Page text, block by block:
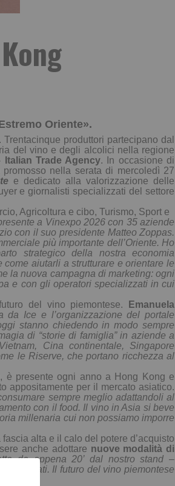
Oriente».
Trentacinque produttori partecipano dal
del vino e degli alcolici nella regione
Italian Trade Agency. In occasione di
nella serata di mercoledì 27
e dedicato alla valorizzazione delle
e giornalisti specializzati del settore
Agricoltura e cibo, Turismo, Sport e
a Vinexpo 2026con 35 aziende
con il suo presidente Matteo Zoppas.
più importante dell’Oriente. Ho
strategico della nostra economia
come aiutarli a strutturare e orientare le
la nuova campagna di marketing:ogni
a e con gli operatori specializzati in cui
del vino piemontese.
Emanuela
da Ice e l’organizzazione del portale
stanno chiedendo in modo sempre
di “storie di famiglia” in aziende a
Cina continentale, Singapore
le Riserve, cheportano ricchezza al
è presente ogni anno a Hong Kong e
appositamente per il mercato asiatico.
sempre meglio adattandoli al
con il food. Il vino in Asia si beve
millenaria cui non possiamo imporre
fascia alta e il calo del potere d’acquisto
anche adottare nuove modalità di
da appena 20’ dal nostro stand–
collegati. Il futuro del vino piemontese